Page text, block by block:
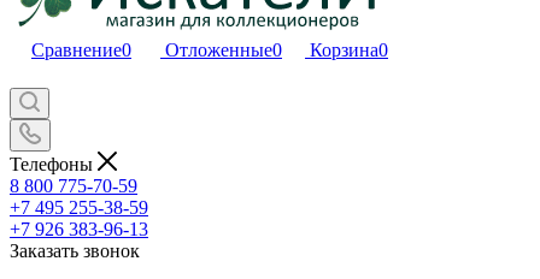
Сравнение0 Отложенные0 Корзина0
Телефоны
8 800 775-70-59
+7 495 255-38-59
+7 926 383-96-13
Заказать звонок